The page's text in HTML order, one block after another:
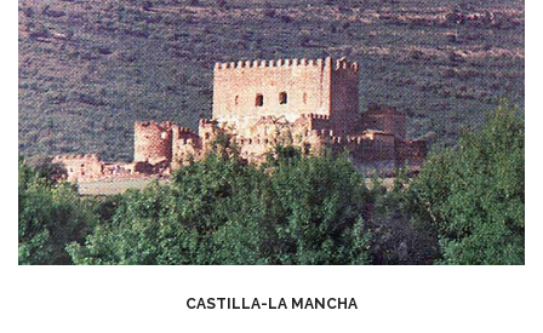
CASTILLA-LA MANCHA